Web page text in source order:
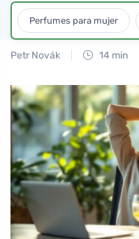
Perfumes para mujer
Petr Novák 14 min